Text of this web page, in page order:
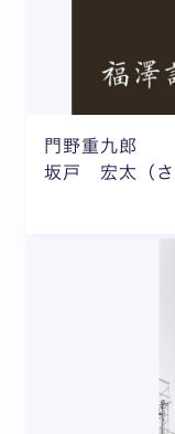
門野重九郎
坂戸 宏太（